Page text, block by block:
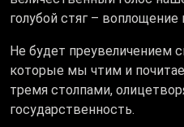
голубой стяг –
Не будет преувеличением
которые мы чтим и
тремя столпами,
государственность.